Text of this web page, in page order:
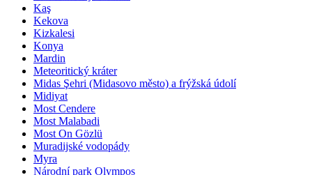
Kaş
Kekova
Kizkalesi
Konya
Mardin
Meteoritický kráter
Midas Şehri (Midasovo město) a frýžská údolí
Midiyat
Most Cendere
Most Malabadi
Most On Gözlü
Muradijské vodopády
Myra
Národní park Olympos